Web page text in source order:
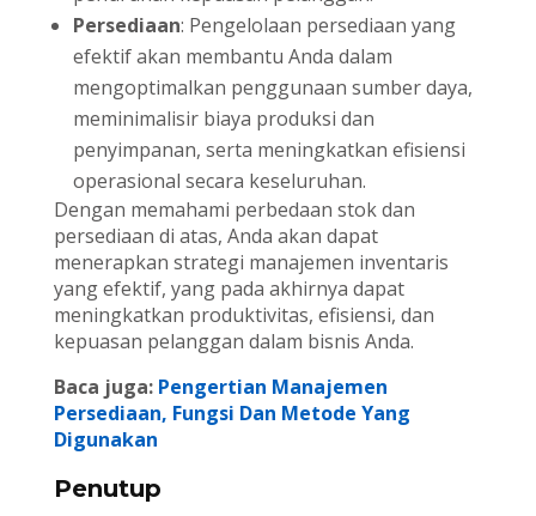
Persediaan: Pengelolaan persediaan yang
efektif akan membantu Anda dalam
mengoptimalkan penggunaan sumber daya,
meminimalisir biaya produksi dan
penyimpanan, serta meningkatkan efisiensi
operasional secara keseluruhan.
Dengan memahami perbedaan stok dan
persediaan di atas, Anda akan dapat
menerapkan strategi manajemen inventaris
yang efektif, yang pada akhirnya dapat
meningkatkan produktivitas, efisiensi, dan
kepuasan pelanggan dalam bisnis Anda.
Baca juga: Pengertian Manajemen
Persediaan, Fungsi Dan Metode Yang
Digunakan
Penutup